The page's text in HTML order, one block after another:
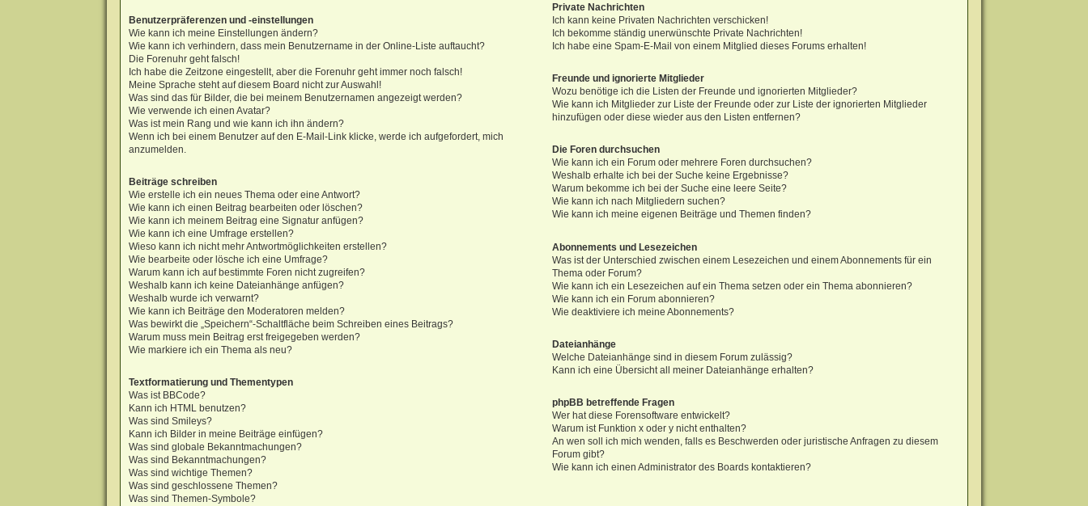
Benutzerpräferenzen und -einstellungen
Wie kann ich meine Einstellungen ändern?
Wie kann ich verhindern, dass mein Benutzername in der Online-Liste auftaucht?
Die Forenuhr geht falsch!
Ich habe die Zeitzone eingestellt, aber die Forenuhr geht immer noch falsch!
Meine Sprache steht auf diesem Board nicht zur Auswahl!
Was sind das für Bilder, die bei meinem Benutzernamen angezeigt werden?
Wie verwende ich einen Avatar?
Was ist mein Rang und wie kann ich ihn ändern?
Wenn ich bei einem Benutzer auf den E-Mail-Link klicke, werde ich aufgefordert, mich
anzumelden.
Beiträge schreiben
Wie erstelle ich ein neues Thema oder eine Antwort?
Wie kann ich einen Beitrag bearbeiten oder löschen?
Wie kann ich meinem Beitrag eine Signatur anfügen?
Wie kann ich eine Umfrage erstellen?
Wieso kann ich nicht mehr Antwortmöglichkeiten erstellen?
Wie bearbeite oder lösche ich eine Umfrage?
Warum kann ich auf bestimmte Foren nicht zugreifen?
Weshalb kann ich keine Dateianhänge anfügen?
Weshalb wurde ich verwarnt?
Wie kann ich Beiträge den Moderatoren melden?
Was bewirkt die „Speichern“-Schaltfläche beim Schreiben eines Beitrags?
Warum muss mein Beitrag erst freigegeben werden?
Wie markiere ich ein Thema als neu?
Textformatierung und Thementypen
Was ist BBCode?
Kann ich HTML benutzen?
Was sind Smileys?
Kann ich Bilder in meine Beiträge einfügen?
Was sind globale Bekanntmachungen?
Was sind Bekanntmachungen?
Was sind wichtige Themen?
Was sind geschlossene Themen?
Was sind Themen-Symbole?
Private Nachrichten
Ich kann keine Privaten Nachrichten verschicken!
Ich bekomme ständig unerwünschte Private Nachrichten!
Ich habe eine Spam-E-Mail von einem Mitglied dieses Forums erhalten!
Freunde und ignorierte Mitglieder
Wozu benötige ich die Listen der Freunde und ignorierten Mitglieder?
Wie kann ich Mitglieder zur Liste der Freunde oder zur Liste der ignorierten Mitglieder
hinzufügen oder diese wieder aus den Listen entfernen?
Die Foren durchsuchen
Wie kann ich ein Forum oder mehrere Foren durchsuchen?
Weshalb erhalte ich bei der Suche keine Ergebnisse?
Warum bekomme ich bei der Suche eine leere Seite?
Wie kann ich nach Mitgliedern suchen?
Wie kann ich meine eigenen Beiträge und Themen finden?
Abonnements und Lesezeichen
Was ist der Unterschied zwischen einem Lesezeichen und einem Abonnements für ein
Thema oder Forum?
Wie kann ich ein Lesezeichen auf ein Thema setzen oder ein Thema abonnieren?
Wie kann ich ein Forum abonnieren?
Wie deaktiviere ich meine Abonnements?
Dateianhänge
Welche Dateianhänge sind in diesem Forum zulässig?
Kann ich eine Übersicht all meiner Dateianhänge erhalten?
phpBB betreffende Fragen
Wer hat diese Forensoftware entwickelt?
Warum ist Funktion x oder y nicht enthalten?
An wen soll ich mich wenden, falls es Beschwerden oder juristische Anfragen zu diesem
Forum gibt?
Wie kann ich einen Administrator des Boards kontaktieren?